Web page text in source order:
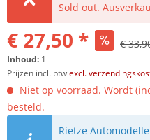
Sold out.
€ 27,50 * €
Inhoud: 1
Prijzen incl. btwexcl.
Niet op voorraad. Wordt
besteld.
Rietze